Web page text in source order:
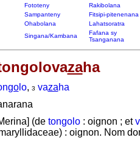
Fototeny
Rakibolana
Sampanteny
Fitsipi-pitenenana
Ohabolana
Lahatsoratra
Singana/Kambana
Fafana sy
Tsanganana
zaha
golo, 3 vazaha
(de tongolo: oignon ; et
: oignon. Nom